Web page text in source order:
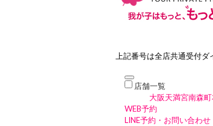
上記番号は全店共通受付ダ
店舗一覧
大阪天満宮南森
WEB予約
LINE予約・お問い合わせ